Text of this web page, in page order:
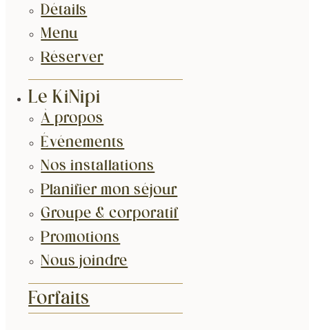
Détails
Menu
Réserver
Le KiNipi
À propos
Événements
Nos installations
Planifier mon séjour
Groupe & corporatif
Promotions
Nous joindre
Forfaits